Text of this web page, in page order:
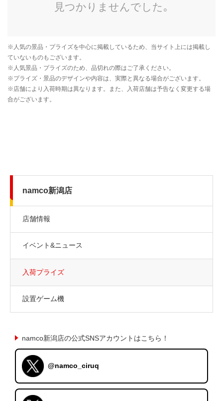
namco新潟店
店舗情報
イベント&ニュース
入荷プライズ
設置ゲーム機
namco新潟店の公式SNSアカウントはこちら！
@namco_ciruq